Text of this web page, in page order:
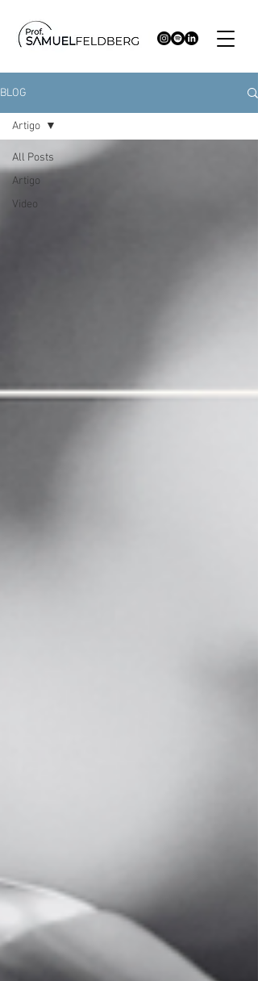
BLOG
All Posts
Artigo
Video
Artigo